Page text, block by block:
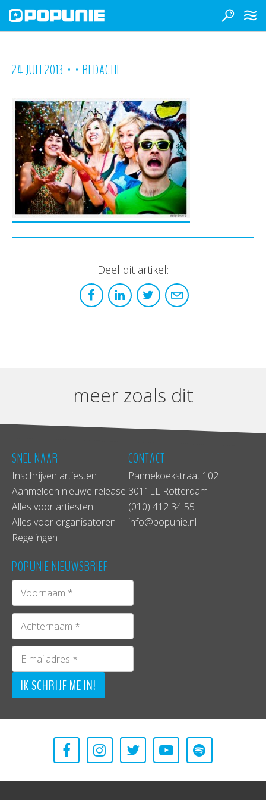
24 JULI 2013 • • REDACTIE
Deel dit artikel:
meer zoals dit
SNEL NAAR
Inschrijven artiesten
Aanmelden nieuwe release
Alles voor artiesten
Alles voor organisatoren
Regelingen
CONTACT
Pannekoekstraat 102
3011LL Rotterdam
(010) 412 34 55
info@popunie.nl
POPUNIE NIEUWSBRIEF